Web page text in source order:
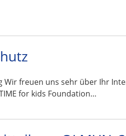
Wir freuen uns sehr über Ihr
for kids Foundation…